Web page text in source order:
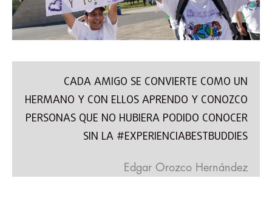
CADA AMIGO SE CONVIERTE COMO UN
HERMANO Y CON ELLOS APRENDO Y CONOZCO
PERSONAS QUE NO HUBIERA PODIDO CONOCER
SIN LA #EXPERIENCIABESTBUDDIES
Edgar Orozco Hernández